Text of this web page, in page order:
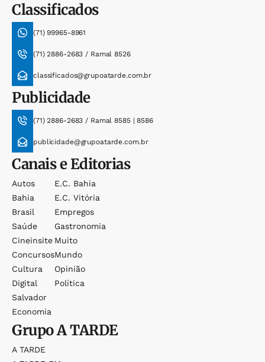
Classificados
(71) 99965-8961
(71) 2886-2683 / Ramal 8526
classificados@grupoatarde.com.br
Publicidade
(71) 2886-2683 / Ramal 8585 | 8586
publicidade@grupoatarde.com.br
Canais e Editorias
Autos
Bahia
Brasil
Saúde
Cineinsite
Concursos
Cultura
Digital
Salvador
Economia
E.c. Bahia
E.c. Vitória
Empregos
Gastronomia
Muito
Mundo
Opinião
Política
GrupoA TARDE
A TARDE